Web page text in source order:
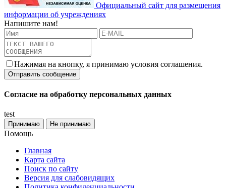
Официальный сайт для размещения
информации об учреждениях
Напишите нам!
Нажимая на кнопку, я принимаю условия соглашения.
Согласие на обработку персональных данных
test
Принимаю Не принимаю
Помощь
Главная
Карта сайта
Поиск по сайту
Версия для слабовидящих